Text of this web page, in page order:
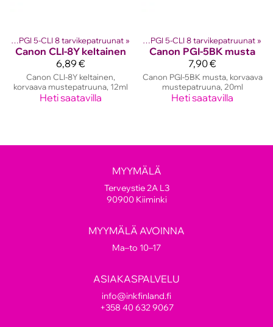
Canon PGI 5-CLI 8 tarvikepatruunat ‪»
Canon CLI-8Y keltainen
6,89 €
Canon CLI-8Y keltainen,
korvaava mustepatruuna, 12ml
Heti saatavilla
kasetit ‪»Canon mustekasetit‪» Canon PGI 5-CLI 8 tarvikepatruunat ‪»
Canon PGI-5BK musta
7,90 €
Canon PGI-5BK musta, korvaava
mustepatruuna, 20ml
Heti saatavilla
MYYMÄLÄ
Terveystie 2A L3
90900 Kiiminki
MYYMÄLÄ AVOINNA
Ma–to 10–17
ASIAKASPALVELU
info@inkfinland.fi
+358 40 632 9067